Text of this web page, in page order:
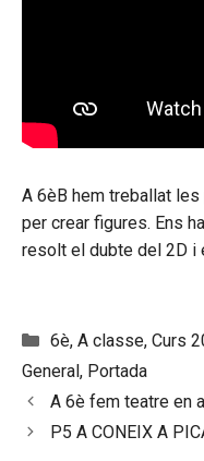
A 6èB hem treballat
per crear figures. Ens
resolt el dubte del 2D i
Categories
6è, A classe, Curs
General, Portada
A 6è fem teatre en
P5 A CONEIX A